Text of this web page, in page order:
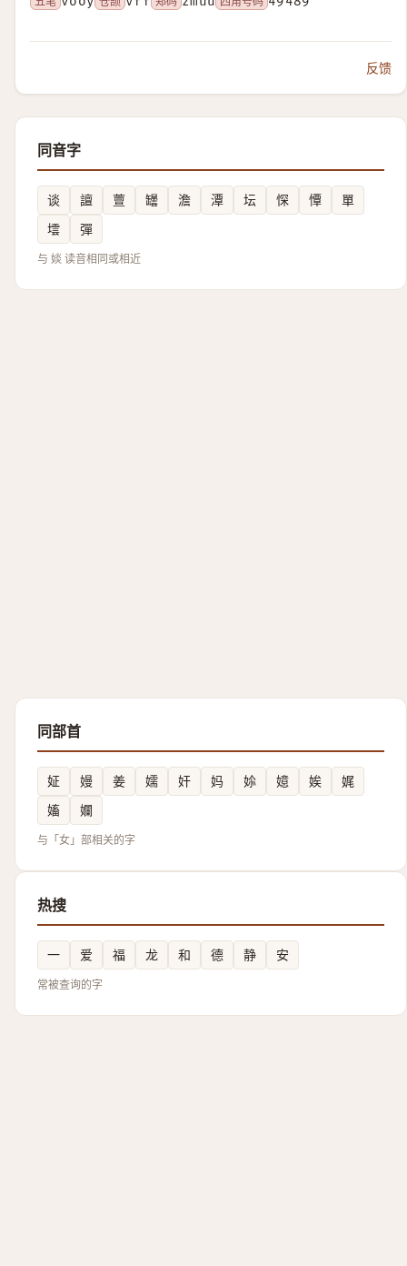
反馈
同音字
谈 譠 䕊 罎 澹 潭 坛 㤾 憛
單
墵
彈
与 婒 读音相同或相近
同部首
姃 嫚 姜 嬬 奸 妈 㛋 嬑 娭
娓
㜅
孄
与「女」部相关的字
热搜
一 爱 福 龙 和 德 静 安
常被查询的字